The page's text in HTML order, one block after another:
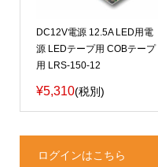
DC12V電源 12.5A LED用電
源 LEDテープ用 COBテープ
用 LRS-150-12
¥5,310(税別)
ログインはこちら